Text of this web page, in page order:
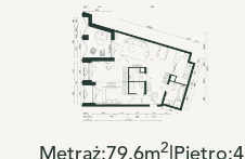
Metraż:79.6m2 Piętro:4